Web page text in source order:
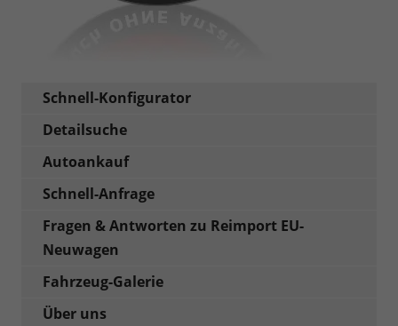
Schnell-Konfigurator
Detailsuche
Autoankauf
Schnell-Anfrage
Fragen & Antworten zu Reimport EU-
Neuwagen
Fahrzeug-Galerie
Über uns